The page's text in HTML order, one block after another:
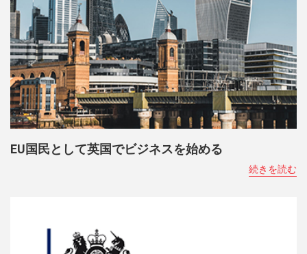
EU国民として英国でビジネスを始める
続きを読む